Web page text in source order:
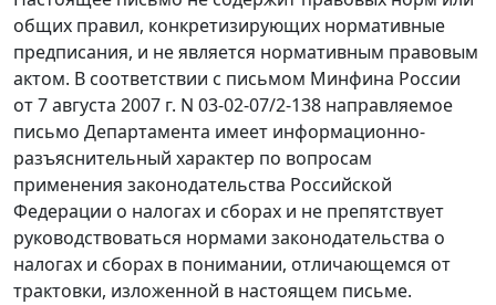
общих правил, конкретизирующих нормативные
предписания, и не является нормативным правовым
актом. В соответствии с письмом Минфина России
от 7 августа 2007 г. N 03-02-07/2-138 направляемое
письмо Департамента имеет информационно-
разъяснительный характер по вопросам
применения законодательства Российской
Федерации о налогах и сборах и не препятствует
руководствоваться нормами законодательства о
налогах и сборах в понимании, отличающемся от
трактовки, изложенной в настоящем письме.